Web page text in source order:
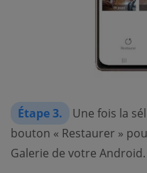
Étape 3.
Une fois la
bouton « Restaurer »
Galerie de votre Android.